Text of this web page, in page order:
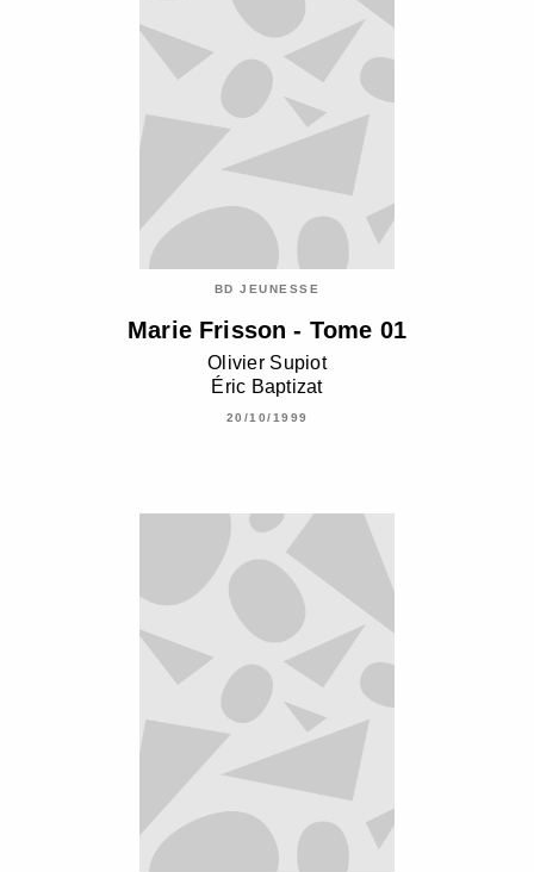
BD JEUNESSE
Marie Frisson - Tome 01
Olivier Supiot
Éric Baptizat
20/10/1999